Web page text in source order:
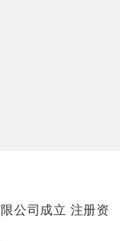
公司成立 注册资